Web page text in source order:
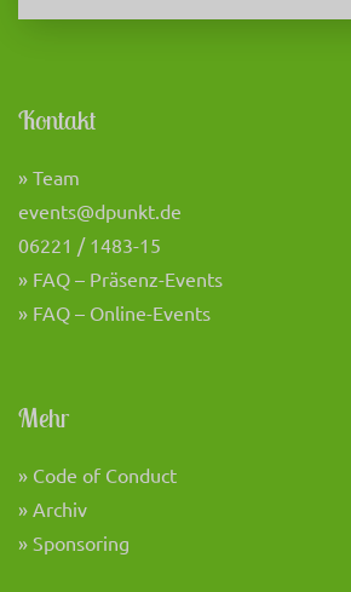
Kontakt
» Team
events@dpunkt.de
06221 / 1483-15
» FAQ – Präsenz-Events
» FAQ – Online-Events
Mehr
» Code of Conduct
» Archiv
» Sponsoring